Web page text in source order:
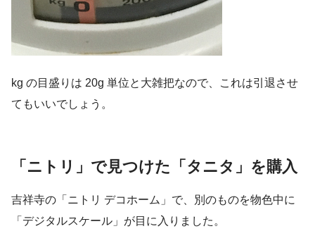
kg の目盛りは 20g 単位と大雑把なので、これは引退させ
てもいいでしょう。
「ニトリ」で見つけた「タニタ」を購入
吉祥寺の「ニトリ デコホーム」で、別のものを物色中に
「デジタルスケール」が目に入りました。